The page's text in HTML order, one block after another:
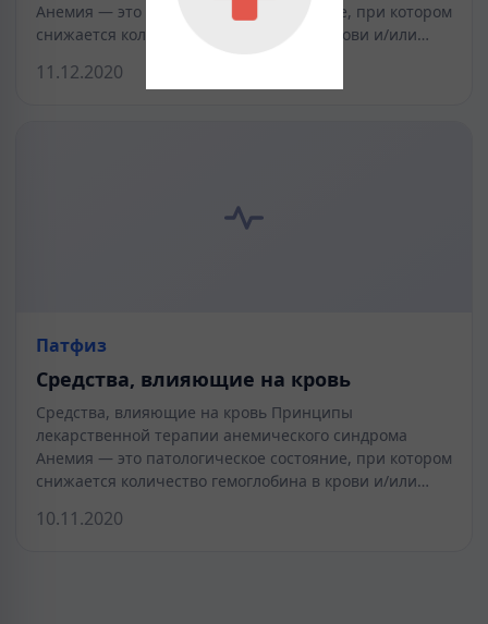
Анемия — это патологическое состояние, при котором
снижается количество гемоглобина в крови и/или…
11.12.2020
Патфиз
Средства, влияющие на кровь
Средства, влияющие на кровь Принципы
лекарственной терапии анемического синдрома
Анемия — это патологическое состояние, при котором
снижается количество гемоглобина в крови и/или…
10.11.2020